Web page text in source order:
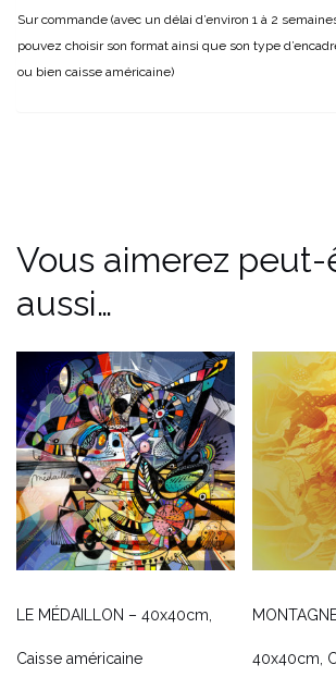
Sur commande (avec un délai d’environ 1 à 2
pouvez choisir son format ainsi que son type
ou bien caisse américaine)
Vous aimerez
aussi…
LE MÉDAILLON – 40x40cm,
Caisse américaine 40x40cm,